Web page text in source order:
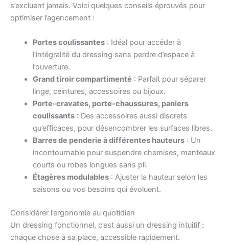
s’excluent jamais. Voici quelques conseils éprouvés pour
optimiser l’agencement :
Portes coulissantes: Idéal pour accéder à
l’intégralité du dressing sans perdre d’espace à
l’ouverture.
Grand tiroir compartimenté : Parfait pour séparer
linge, ceintures, accessoires ou bijoux.
Porte-cravates, porte-chaussures, paniers
coulissants: Des accessoires aussi discrets
qu’efficaces, pour désencombrer les surfaces libres.
Barres de penderie à différentes hauteurs: Un
incontournable pour suspendre chemises, manteaux
courts ou robes longues sans pli.
Étagères modulables: Ajuster la hauteur selon les
saisons ou vos besoins qui évoluent.
Considérer l’ergonomie au quotidien
Un dressing fonctionnel, c’est aussi un dressing intuitif :
chaque chose à sa place, accessible rapidement.